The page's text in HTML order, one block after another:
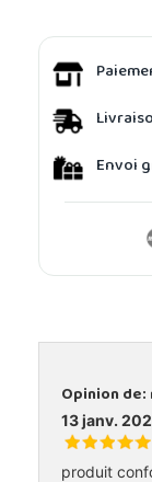
Envoi
Opinion de:
13 janv.
produit